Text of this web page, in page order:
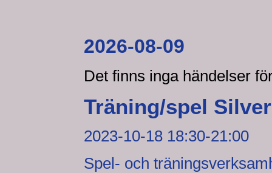
2026-08-09
Det finns inga händelser
Träning/spel
2023-10-18 18:30-21:00
Spel- och